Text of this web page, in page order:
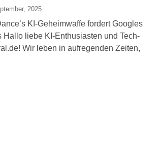
2025
KI-Geheimwaffe fordert Googles
Hallo liebe KI-Enthusiasten und Tech-
Wir leben in aufregenden Zeiten,